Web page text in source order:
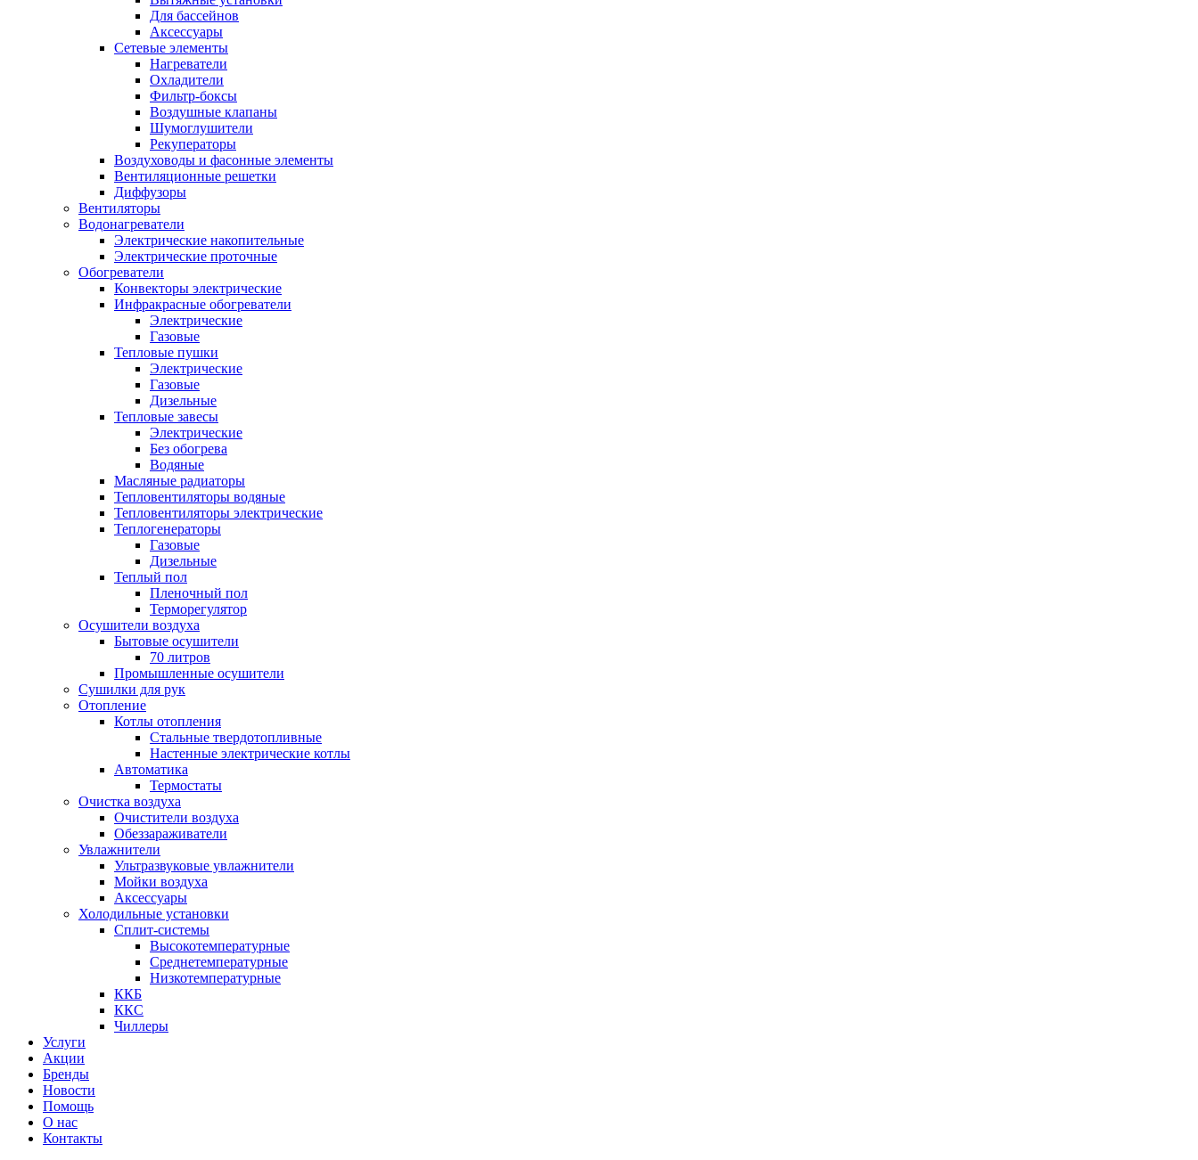
Для бассейнов
Аксессуары
Сетевые элементы
Нагреватели
Охладители
Фильтр-боксы
Воздушные клапаны
Шумоглушители
Рекуператоры
Воздуховоды и фасонные элементы
Вентиляционные решетки
Диффузоры
Вентиляторы
Водонагреватели
Электрические накопительные
Электрические проточные
Обогреватели
Конвекторы электрические
Инфракрасные обогреватели
Электрические
Газовые
Тепловые пушки
Электрические
Газовые
Дизельные
Тепловые завесы
Электрические
Без обогрева
Водяные
Масляные радиаторы
Тепловентиляторы водяные
Тепловентиляторы электрические
Теплогенераторы
Газовые
Дизельные
Теплый пол
Пленочный пол
Терморегулятор
Осушители воздуха
Бытовые осушители
70 литров
Промышленные осушители
Сушилки для рук
Отопление
Котлы отопления
Стальные твердотопливные
Настенные электрические котлы
Автоматика
Термостаты
Очистка воздуха
Очистители воздуха
Обеззараживатели
Увлажнители
Ультразвуковые увлажнители
Мойки воздуха
Аксессуары
Холодильные установки
Сплит-системы
Высокотемпературные
Среднетемпературные
Низкотемпературные
ККБ
ККС
Чиллеры
Услуги
Акции
Бренды
Новости
Помощь
О нас
Контакты